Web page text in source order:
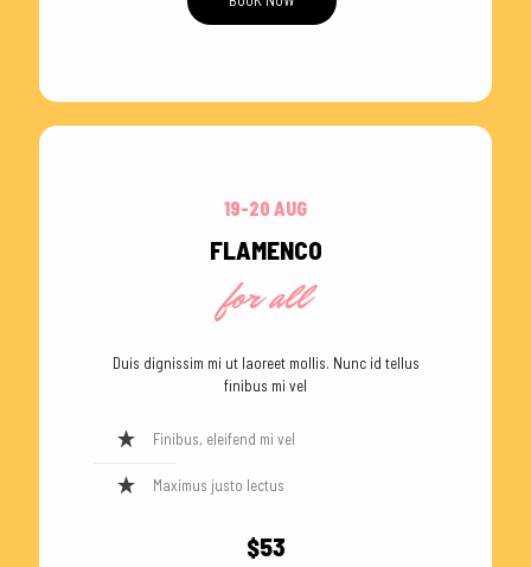
19-20 AUG
FLAMENCO
for all
Duis dignissim mi ut laoreet mollis. Nunc id tellus
finibus mi vel
Finibus, eleifend mi vel
Maximus justo lectus
$53